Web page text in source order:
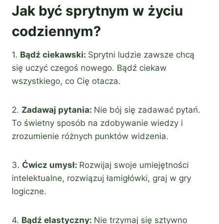
Jak być sprytnym w życiu
codziennym?
1. Bądź ciekawski: Sprytni ludzie zawsze chcą
się uczyć czegoś nowego. Bądź ciekaw
wszystkiego, co Cię otacza.
2. Zadawaj pytania: Nie bój się zadawać pytań.
To świetny sposób na zdobywanie wiedzy i
zrozumienie różnych punktów widzenia.
3. Ćwicz umysł: Rozwijaj swoje umiejętności
intelektualne, rozwiązuj łamigłówki, graj w gry
logiczne.
4. Bądź elastyczny: Nie trzymaj się sztywno